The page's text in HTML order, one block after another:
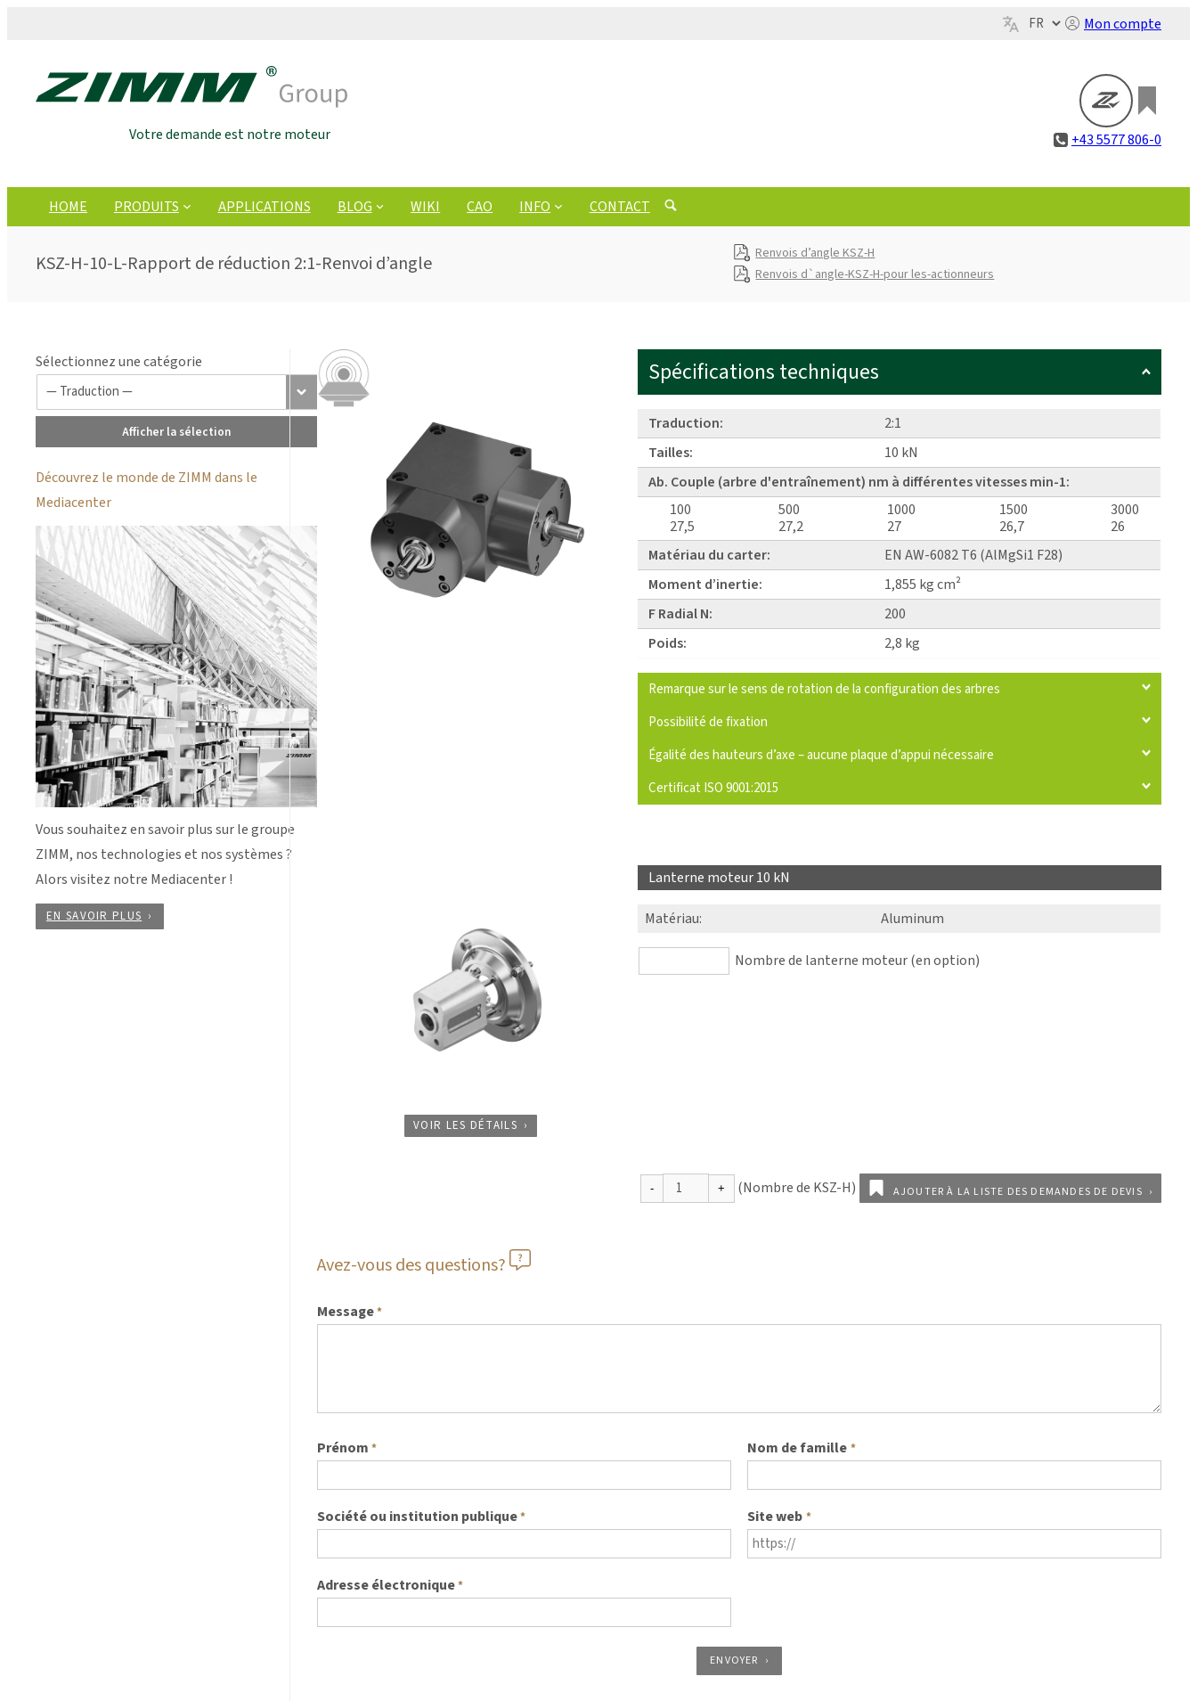
Mon compte
Votre demande est notre moteur +43 5577 806-0
HOME PRODUITS APPLICATIONS BLOG WIKI CAO INFO CONTACT
KSZ-H-10-L-Rapport de réduction 2:1-Renvoi d’angle
Renvois d’angle KSZ-H
Renvois d`angle-KSZ-H-pour les-actionneurs
Sélectionnez une catégorie
Afficher la sélection
Découvrez le monde de ZIMM dans le
Mediacenter
Vous souhaitez en savoir plus sur le groupe
ZIMM, nos technologies et nos systèmes ?
Alors visitez notre Mediacenter !
EN SAVOIR PLUS
Spécifications techniques
Traduction:
2:1
Tailles:
10 kN
Ab. Couple (arbre d'entraînement) nm à différentes vitesses min-1:
100
27,5
500
27,2
1000
27
1500
26,7
3000
26
Matériau du carter:
EN AW-6082 T6 (AlMgSi1 F28)
Moment d’inertie:
1,855 kg cm²
F Radial N:
200
Poids:
2,8 kg
Remarque sur le sens de rotation de la configuration des arbres
Possibilité de fixation
Égalité des hauteurs d’axe – aucune plaque d’appui nécessaire
Certificat ISO 9001:2015
VOIR LES DÉTAILS
Lanterne moteur 10 kN
Matériau: Aluminum
Nombre de lanterne moteur (en option)
AJOUTER À LA LISTE DES DEMANDES DE DEVIS
Avez-vous des questions?
Message*
Prénom * Nom de famille *
Société ou institution publique* Site web *
Adresse électronique*
ENVOYER